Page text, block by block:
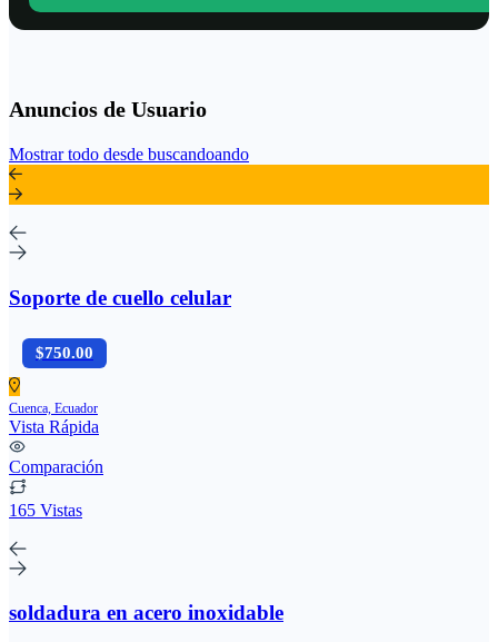
Anuncios de Usuario
Mostrar todo desde buscandoando
Soporte de cuello celular
$750.00
Cuenca, Ecuador
Vista Rápida
Comparación
165 Vistas
soldadura en acero inoxidable